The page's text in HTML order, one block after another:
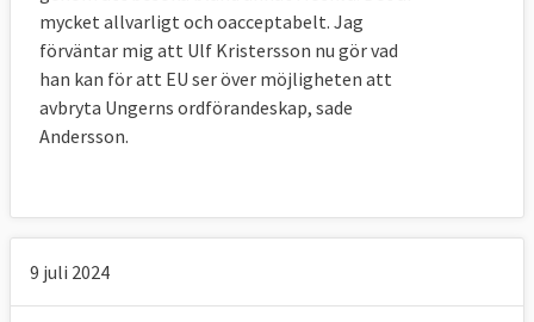
mycket allvarligt och oacceptabelt. Jag
förväntar mig att Ulf Kristersson nu gör vad
han kan för att EU ser över möjligheten att
avbryta Ungerns ordförandeskap, sade
Andersson.
9 juli 2024